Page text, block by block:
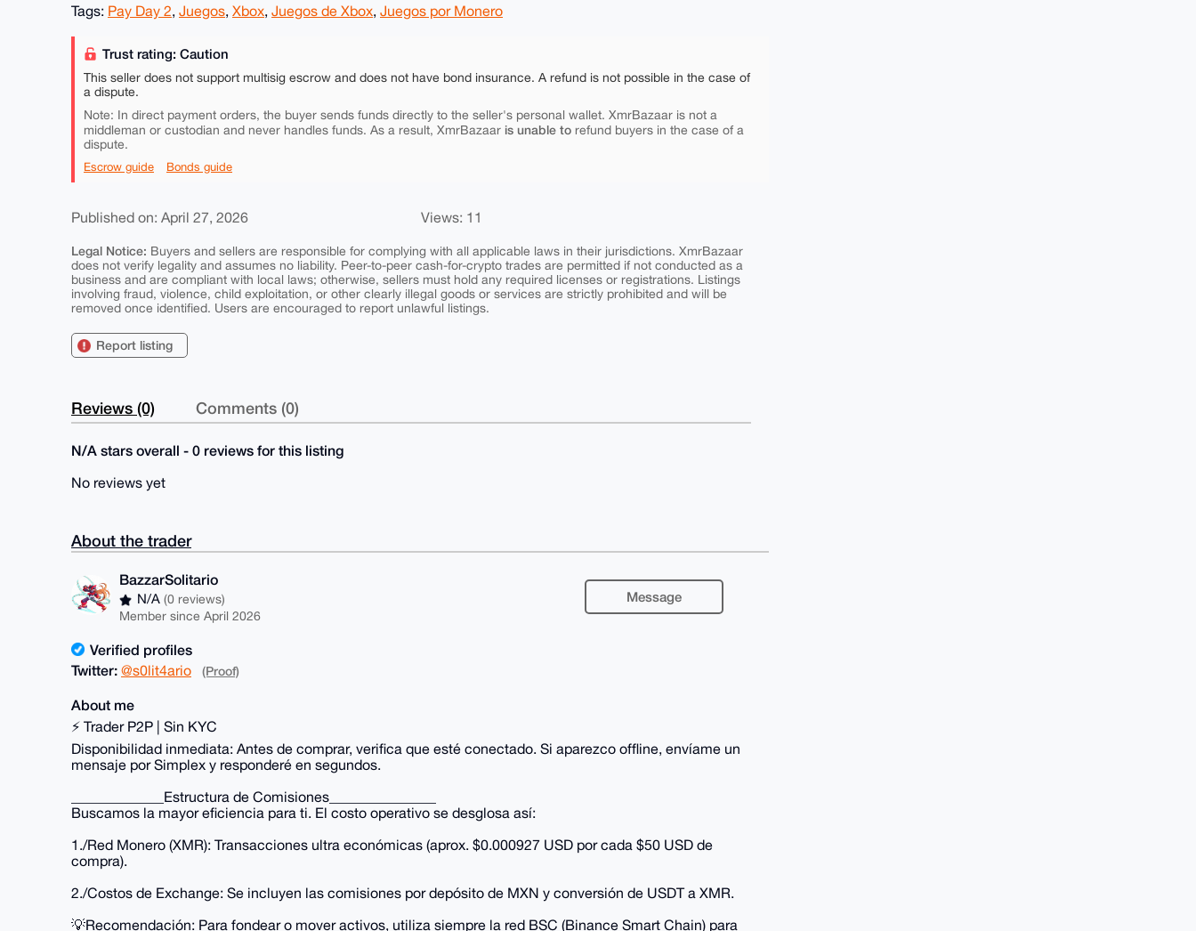
Tags: Pay Day 2, Juegos, Xbox, Juegos de Xbox, Juegos por Monero
Trust rating: Caution
This seller does not support multisig escrow and does not have bond insurance. A refund is not possible in the case of
a dispute.
Note: In direct payment orders, the buyer sends funds directly to the seller's personal wallet. XmrBazaar is not a
middleman or custodian and never handles funds. As a result, XmrBazaar is unable to refund buyers in the case of a
dispute.
Escrow guide Bonds guide
Published on: April 27, 2026 Views: 11
Legal Notice: Buyers and sellers are responsible for complying with all applicable laws in their jurisdictions. XmrBazaar
does not verify legality and assumes no liability. Peer-to-peer cash-for-crypto trades are permitted if not conducted as a
business and are compliant with local laws; otherwise, sellers must hold any required licenses or registrations. Listings
involving fraud, violence, child exploitation, or other clearly illegal goods or services are strictly prohibited and will be
removed once identified. Users are encouraged to report unlawful listings.
Report listing
Reviews (0) Comments (0)
N/A stars overall - 0 reviews for this listing
No reviews yet
About the trader
BazzarSolitario
N/A(0 reviews)
Member since April 2026
Message
Verified profiles
Twitter: @s0lit4ario (Proof)
About me
⚡ Trader P2P | Sin KYC
Disponibilidad inmediata: Antes de comprar, verifica que esté conectado. Si aparezco offline, envíame un
mensaje por Simplex y responderé en segundos.
_____________Estructura de Comisiones_______________
Buscamos la mayor eficiencia para ti. El costo operativo se desglosa así:
1./Red Monero (XMR): Transacciones ultra económicas (aprox. $0.000927 USD por cada $50 USD de
compra).
2./Costos de Exchange: Se incluyen las comisiones por depósito de MXN y conversión de USDT a XMR.
💡Recomendación: Para fondear o mover activos, utiliza siempre la red BSC (Binance Smart Chain) para